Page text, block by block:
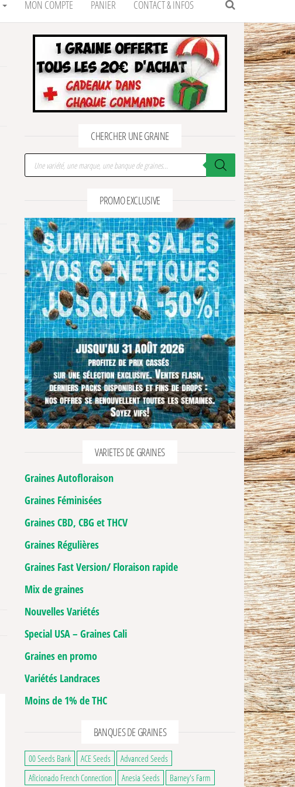
MON COMPTE PANIER CONTACT & INFOS
CHERCHER UNE GRAINE
Recherche de produits
PROMO EXCLUSIVE
VARIETES DE GRAINES
Graines Autofloraison
Graines Féminisées
Graines CBD, CBG et THCV
Graines Régulières
Graines Fast Version/ Floraison rapide
Mix de graines
Nouvelles Variétés
Special USA – Graines Cali
Graines en promo
Variétés Landraces
Moins de 1% de THC
BANQUES DE GRAINES
00 Seeds Bank ACE Seeds
Advanced Seeds
Aficionado French Connection
Anesia Seeds
Barney's Farm